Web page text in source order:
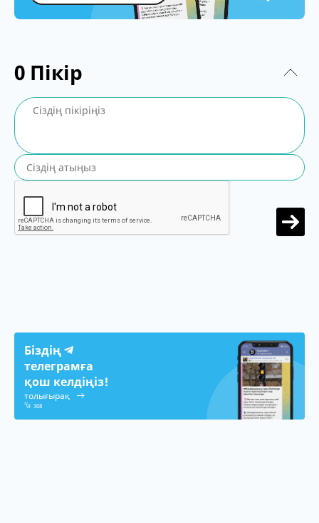
0 Пікір
Біздің
телеграмға
қош келдіңіз!
толығырақ
308